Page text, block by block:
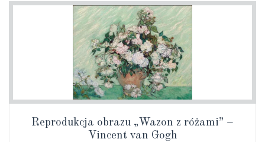
Reprodukcja obrazu „Wazon z różami” –
Vincent van Gogh